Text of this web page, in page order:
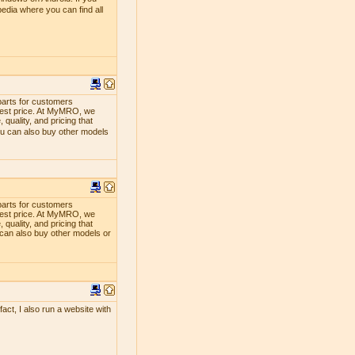
where you can find all
for customers
price. At MyMRO, we
quality, and pricing that
can also buy other models
for customers
price. At MyMRO, we
quality, and pricing that
also buy other models or
I also run a website with